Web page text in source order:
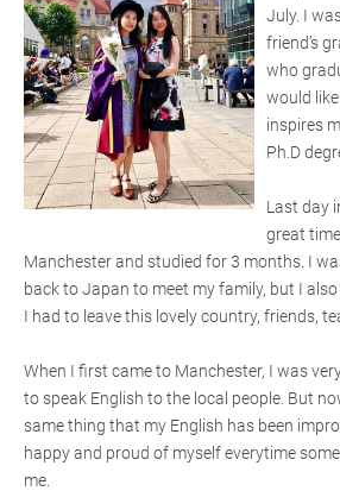
July. I
friend’s
who
would
inspires
Ph.D
Last day
great
Manchester and studied for 3 months. I
back to Japan to meet my family, but I
I had to leave this lovely country, friends,
When I first came to Manchester, I was
to speak English to the local people. But
same thing that my English has been
happy and proud of myself everytime
me.